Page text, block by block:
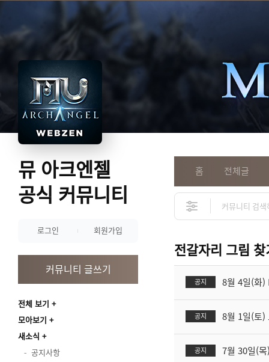
뮤 아크엔젤
공식 커뮤니티
로그인 회원가입
커뮤니티 글쓰기
전체 보기
모아보기
새소식
공지사항
홈 전체글
전갈자리 그림
공지 8월 4일(화)
공지 8월 1일(토)
공지 7월 30일(